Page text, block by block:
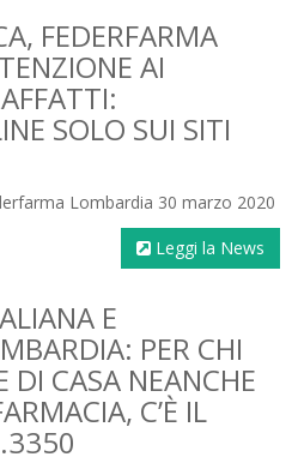
FEDERFARMA
AI
SOLO SUI SITI
Lombardia 30 marzo 2020
Leggi la News
E
PER CHI
DI CASA NEANCHE
C’È IL